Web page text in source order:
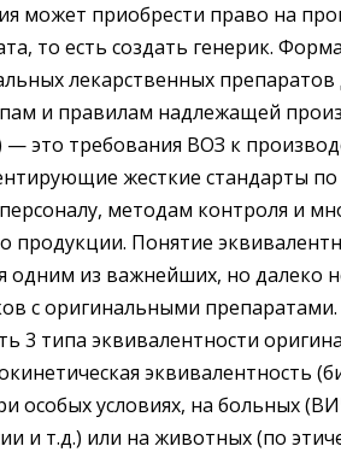
может приобрести право на
то есть создать генерик.
лекарственных
и правилам надлежащей
— это требования ВОЗ к
жесткие стандарты
методам контроля и
продукции. Понятие
одним из важнейших, но далеко
с оригинальными
3 типа эквивалентности
эквивалентность
особых условиях, на больных
и т.д.) или на животных (по